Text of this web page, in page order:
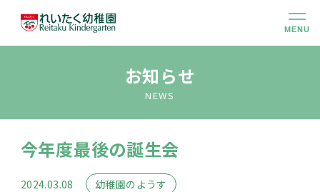
MENU
幼稚園のこと
大切にしていること
幼稚園での生活
お知らせ
NEWS
今年度最後の誕生会
2024.03.08 幼稚園のようす